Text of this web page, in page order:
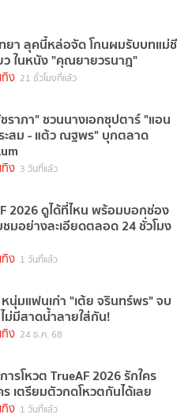
ยา ลุคนี้หล่อจัด โกนผมรับบทแม่ชี
ว ในหนัง "คุณยายวรนาฎ"
ทิง 21 ชั่วโมงที่แล้ว
ราภา" ชวนนางเอกซุปตาร์ "แอน
ะสม - แต้ว ณฐพร" บุกตลาด
ทิง 3 วันที่แล้ว
2026 ดูได้ที่ไหน พร้อมบอกช่อง
มอย่างละเอียดตลอด 24 ชั่วโมง
ทิง 1 วันที่แล้ว
นุ่มแฟนเก่า "เต้ย จรินทร์พร" จบ
ม่มีสาดน้ำลายใส่กัน!
ทิง 24 ธ.ค. 68
ารโหวต TrueAF 2026 รักใคร
ร เตรียมตัวกดโหวตกันได้เลย
ทิง 1 วันที่แล้ว